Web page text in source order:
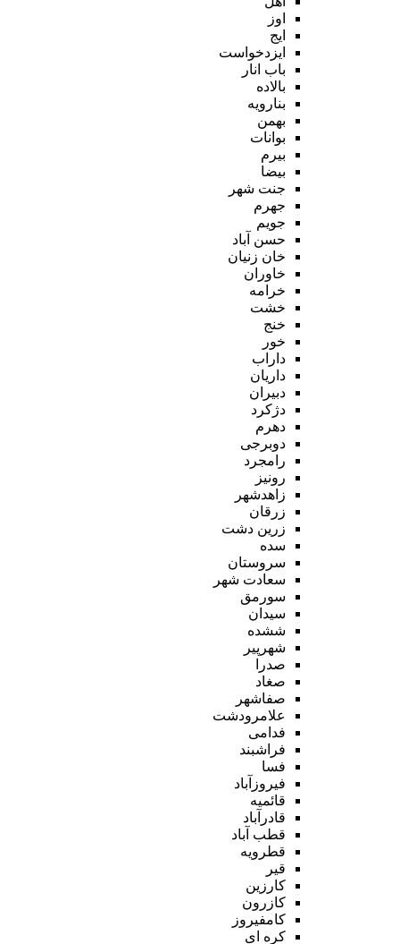
اوز
ایج
ایزدخواست
باب انار
بالاده
بنارویه
بهمن
بوانات
بیرم
بیضا
جنت شهر
جهرم
جویم
حسن آباد
خان زنیان
خاوران
خرامه
خشت
خنج
خور
داراب
داریان
دبیران
دژکرد
دهرم
دوبرجی
رامجرد
رونیز
زاهدشهر
زرقان
زرین دشت
سده
سروستان
سعادت شهر
سورمق
سیدان
ششده
شهرپیر
صدرا
صغاد
صفاشهر
علامرودشت
فدامی
فراشبند
فسا
فیروزآباد
قائمیه
قادرآباد
قطب آباد
قطرویه
قیر
کارزین
کازرون
کامفیروز
کره ای